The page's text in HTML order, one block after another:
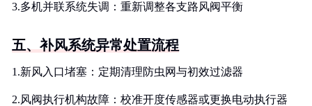
3.多机并联系统失调：重新调整各支路风阀平衡
五、补风系统异常处置流程
1.新风入口堵塞：定期清理防虫网与初效过滤器
2.风阀执行机构故障：校准开度传感器或更换电动执行器